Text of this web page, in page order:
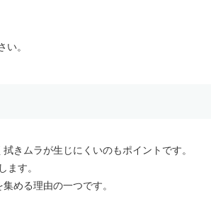
い。
きムラが生じにくいのもポイントです。
ます。
める理由の一つです。